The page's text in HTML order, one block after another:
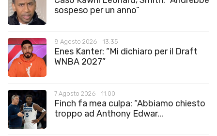
sospeso per un anno”
8 Agosto 2026 - 13:35
Enes Kanter: “Mi dichiaro per il Draft
WNBA 2027”
7 Agosto 2026 - 11:00
Finch fa mea culpa: “Abbiamo chiesto
troppo ad Anthony Edwar...